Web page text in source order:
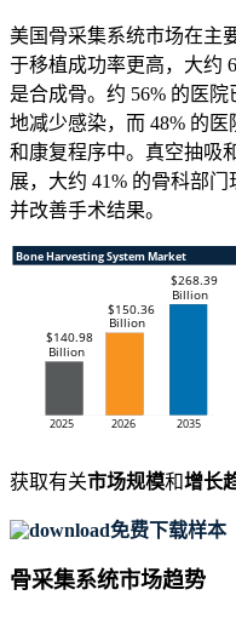
美国骨采集系统市场在主
于移植成功率更高，大约
是合成骨。约 56% 的医
地减少感染，而 48% 的
和康复程序中。真空抽吸
展，大约 41% 的骨科部
并改善手术结果。
获取有关市场规模和增长
免费下载样本
骨采集系统市场趋势